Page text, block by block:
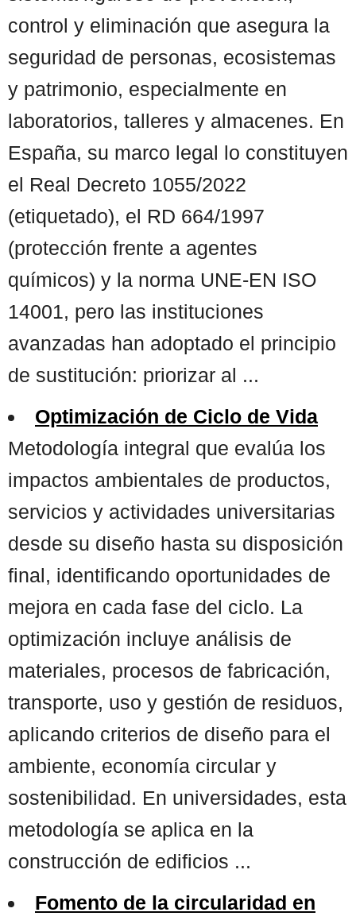
control y eliminación que asegura la
seguridad de personas, ecosistemas
y patrimonio, especialmente en
laboratorios, talleres y almacenes. En
España, su marco legal lo constituyen
el Real Decreto 1055/2022
(etiquetado), el RD 664/1997
(protección frente a agentes
químicos) y la norma UNE-EN ISO
14001, pero las instituciones
avanzadas han adoptado el principio
de sustitución: priorizar al ...
Optimización de Ciclo de Vida
Metodología integral que evalúa los
impactos ambientales de productos,
servicios y actividades universitarias
desde su diseño hasta su disposición
final, identificando oportunidades de
mejora en cada fase del ciclo. La
optimización incluye análisis de
materiales, procesos de fabricación,
transporte, uso y gestión de residuos,
aplicando criterios de diseño para el
ambiente, economía circular y
sostenibilidad. En universidades, esta
metodología se aplica en la
construcción de edificios ...
Fomento de la circularidad en